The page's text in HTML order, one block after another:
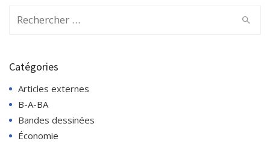
Search
Catégories
Articles externes
B-A-BA
Bandes dessinées
Économie